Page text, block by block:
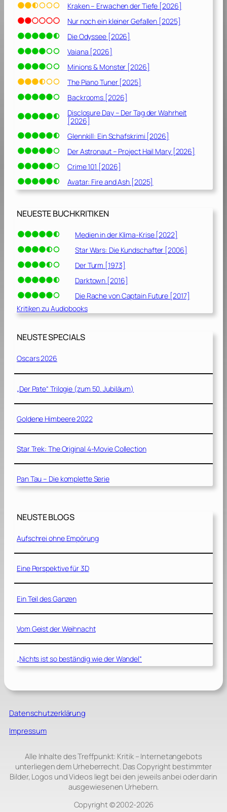
Kraken – Erwachen der Tiefe [2026]
Nur noch ein kleiner Gefallen [2025]
Die Odyssee [2026]
Vaiana [2026]
Minions & Monster [2026]
The Piano Tuner [2025]
Backrooms [2026]
Disclosure Day – Der Tag der Wahrheit
[2026]
Glennkill: Ein Schafskrimi [2026]
Der Astronaut – Project Hail Mary [2026]
Crime 101 [2026]
Avatar: Fire and Ash [2025]
NEUESTE BUCHKRITIKEN
Medien in der Klima-Krise [2022]
Star Wars: Die Kundschafter [2006]
Der Turm [1973]
Darktown [2016]
Die Rache von Captain Future [2017]
Kritiken zu Audiobooks
NEUSTE SPECIALS
Oscars 2026
„Der Pate“ Trilogie (zum 50. Jubiläum)
Goldene Himbeere 2022
Star Trek: The Original 4-Movie Collection
Pan Tau – Die komplette Serie
NEUSTE BLOGS
Aufschrei ohne Empörung
Eine Perspektive für 3D
Ein Teil des Ganzen
Vom Geist der Weihnacht
„Nichts ist so beständig wie der Wandel“
Datenschutzerklärung
Impressum
Alle Inhalte des Treffpunkt: Kritik – Internetangebots
unterliegen dem Urheberrecht. Das Copyright bestimmter
Bilder, Logos und Videos liegt bei den jeweils anbei oder darin
ausgewiesenen Urhebern.
Copyright © 2002‑2026